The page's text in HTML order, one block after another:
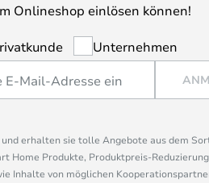
Onlineshop einlösen können!
Unternehmen
erhalten sie tolle Angebote aus dem
Home Produkte, Produktpreis-
Inhalte von möglichen